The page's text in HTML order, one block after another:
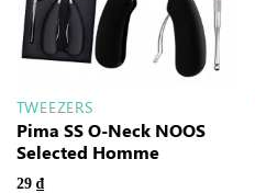
TWEEZERS
Pima SS O-Neck NOOS
Selected Homme
29 ₫